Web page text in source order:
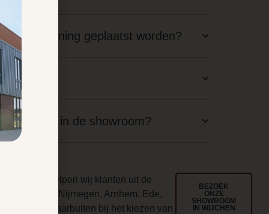
woning geplaatst worden?
nodig?
in de showroom?
jarenlang helpen wij klanten uit de
Wijchen, Nijmegen, Arnhem, Ede,
en ver daarbuiten bij het kiezen van
BEZOEK
ONZE
SHOWROOM
IN WIJCHEN